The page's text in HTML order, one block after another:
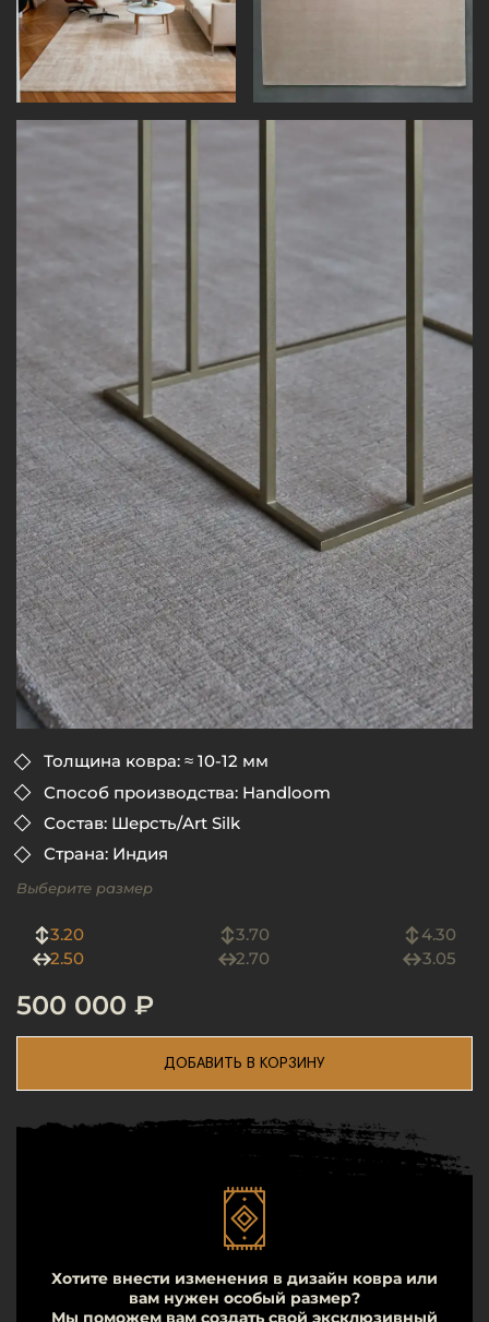
Толщина ковра: ≈ 10-12 мм
Способ производства: Handloom
Состав: Шерсть/Art Silk
Страна: Индия
Выберите размер
3.20
2.50
3.70
2.70
4.30
3.05
500 000 ₽
ДОБАВИТЬ В КОРЗИНУ
Хотите внести изменения в дизайн ковра или
вам нужен особый размер?
Мы поможем вам создать свой эксклюзивный